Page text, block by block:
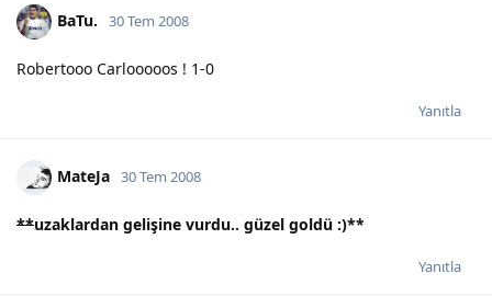
BaTu. 30 Tem 2008
Robertooo Carlooooos ! 1-0
Yanıtla
MateJa 30 Tem 2008
**uzaklardan gelişine vurdu.. güzel goldü :)**
Yanıtla